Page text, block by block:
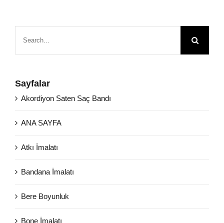
Sayfalar
Akordiyon Saten Saç Bandı
ANA SAYFA
Atkı İmalatı
Bandana İmalatı
Bere Boyunluk
Bone İmalatı